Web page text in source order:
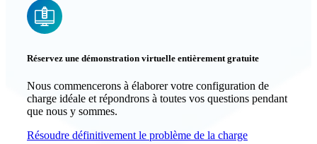
Réservez une démonstration virtuelle entièrement gratuite
Nous commencerons à élaborer votre configuration de
charge idéale et répondrons à toutes vos questions pendant
que nous y sommes.
Résoudre définitivement le problème de la charge